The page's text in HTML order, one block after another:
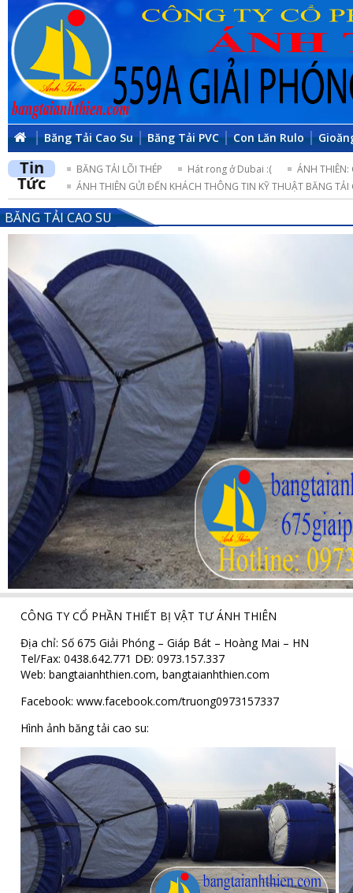
Băng Tải Cao Su Băng Tải PVC Con Lăn Rulo
Tin
Tức
BĂNG TẢI LÕI THÉP Hát rong ở Dubai :(
ÁNH THIÊN:
ÁNH THIÊN GỬI ĐẾN KHÁCH THÔNG TIN KỸ THUẬT BĂNG TẢI
BĂNG TẢI CAO SU
CÔNG TY CỔ PHẦN THIẾT BỊ VẬT TƯ ÁNH THIÊN
Địa chỉ: Số 675 Giải Phóng – Giáp Bát – Hoàng Mai – HN
Tel/Fax: 0438.642.771 DĐ: 0973.157.337
Web: bangtaianhthien.com, bangtaianhthien.com
Facebook: www.facebook.com/truong0973157337
Hình ảnh băng tải cao su: